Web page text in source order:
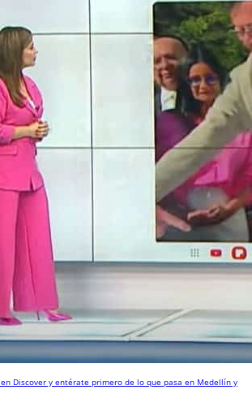
en Discover y entérate primero de lo que pasa en Medellín y